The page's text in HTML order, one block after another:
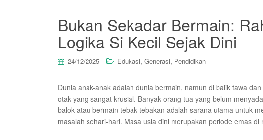
Bukan Sekadar Bermain:
Logika Si Kecil Sejak Dini
24/12/2025 Edukasi, Generasi, Pendidikan
Dunia anak-anak adalah dunia bermain, namun di balik tawa
otak yang sangat krusial. Banyak orang tua yang belum
balok atau bermain tebak-tebakan adalah sarana utama untuk
masalah sehari-hari. Masa usia dini merupakan periode emas